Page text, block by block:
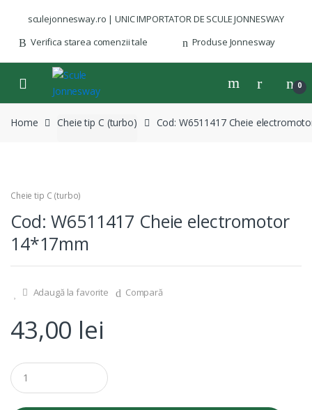
sculejonnesway.ro | UNIC IMPORTATOR DE SCULE JONNESWAY
Verifica starea comenzii tale
Produse Jonnesway
0
Home Cheie tip C (turbo) Cod: W6511417 Cheie
Cheie tip C (turbo)
Cod: W6511417 Cheie electromotor
14*17mm
Adaugă la favorite Compară
43,00 lei
Q
u
a